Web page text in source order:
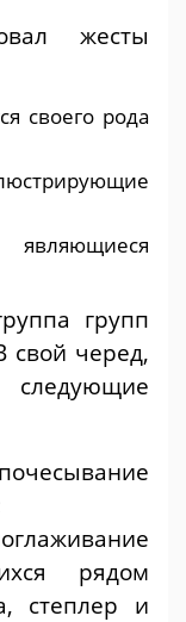
жесты
своего рода
групп
свой черед,
рядом
степлер и